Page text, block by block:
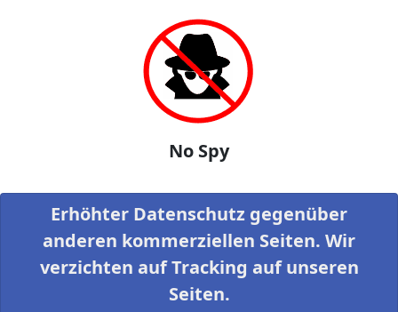
No Spy
Erhöhter Datenschutz gegenüber
anderen kommerziellen Seiten. Wir
verzichten auf Tracking auf unseren
Seiten.